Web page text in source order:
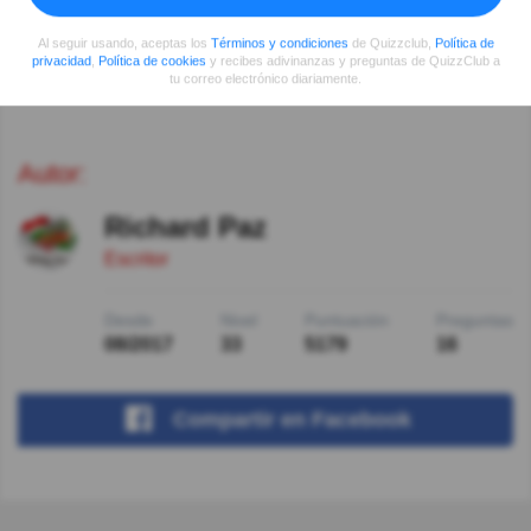
Ver más comentarios
Autor:
Richard Paz
Escritor
08/2017 5179 16
Compartir en Facebook
Al seguir usando, aceptas los Términos y condiciones de Quizzclub, Política de
privacidad
Política de cookies y recibes adivinanzas y preguntas de QuizzClub a
tu correo electrónico diariamente.